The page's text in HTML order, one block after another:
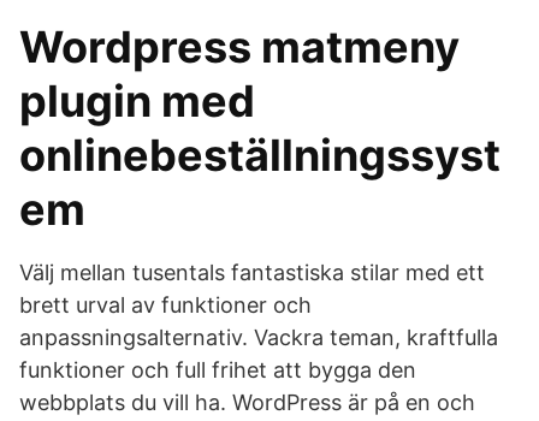
Wordpress matmeny
plugin med
onlinebeställningssyst
em
Välj mellan tusentals fantastiska stilar med ett
brett urval av funktioner och
anpassningsalternativ. Vackra teman, kraftfulla
funktioner och full frihet att bygga den
webbplats du vill ha. WordPress är på en och